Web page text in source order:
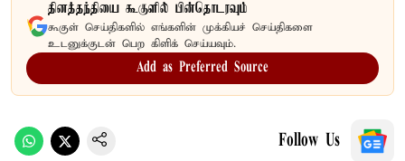
தினத்தந்தியை கூகுளில் பின்தொடரவும்
கூகுள் செய்திகளில் எங்களின் முக்கியச் செய்திகளை
உடனுக்குடன் பெற கிளிக் செய்யவும்.
Add as Preferred Source
Follow Us